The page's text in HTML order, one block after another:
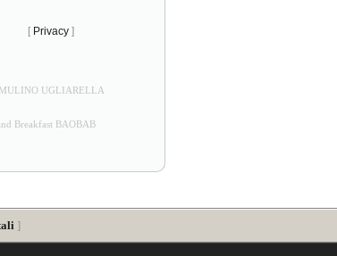
[ Privacy ]
MULINO UGLIARELLA
Breakfast BAOBAB
]